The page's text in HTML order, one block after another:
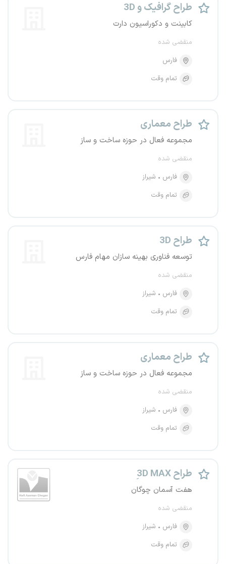
طراح گرافیک و 3D
کابینت و دکوراسیون دارت
منقضی شده
فارس
تمام وقت
طراح معماری
مجموعه فعال در حوزه ساخت و ساز
منقضی شده
فارس
شیراز
تمام وقت
طراح 3D
توسعه فناوری بهینه سازان مهام فارس
منقضی شده
فارس
شیراز
تمام وقت
طراح معماری
مجموعه فعال در حوزه ساخت و ساز
منقضی شده
فارس
شیراز
تمام وقت
3ِD MAX طراح
هفت آسمان چوگان
منقضی شده
فارس
شیراز
تمام وقت